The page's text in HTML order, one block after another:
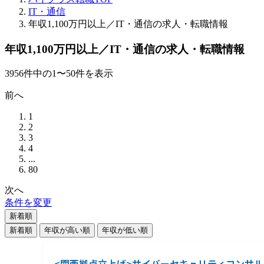
IT・通信
年収1,100万円以上／IT・通信の求人・転職情報
年収1,100万円以上／IT・通信の求人・転職情報
3956件中の1〜50件を表示
前へ
1
2
3
4
...
80
次へ
条件を変更
新着順
新着順
年収が高い順 年収が低い順